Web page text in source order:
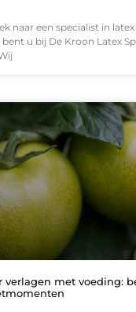
naar een specialist in
u bij De Kroon Latex
verlagen met voeding: